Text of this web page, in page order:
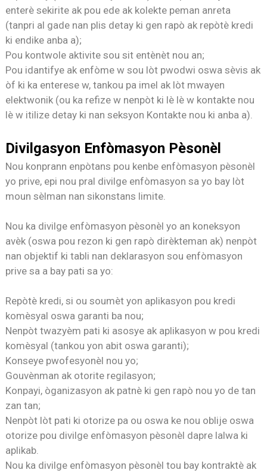
enterè sekirite ak pou ede ak kolekte peman anreta
(tanpri al gade nan plis detay ki gen rapò ak repòtè kredi
ki endike anba a);
Pou kontwole aktivite sou sit entènèt nou an;
Pou idantifye ak enfòme w sou lòt pwodwi oswa sèvis ak
òf ki ka enterese w, tankou pa imel ak lòt mwayen
elektwonik (ou ka refize w nenpòt ki lè lè w kontakte nou
lè w itilize detay ki nan seksyon Kontakte nou ki anba a).
Divilgasyon Enfòmasyon Pèsonèl
Nou konprann enpòtans pou kenbe enfòmasyon pèsonèl
yo prive, epi nou pral divilge enfòmasyon sa yo bay lòt
moun sèlman nan sikonstans limite.
Nou ka divilge enfòmasyon pèsonèl yo an koneksyon
avèk (oswa pou rezon ki gen rapò dirèkteman ak) nenpòt
nan objektif ki tabli nan deklarasyon sou enfòmasyon
prive sa a bay pati sa yo:
Repòtè kredi, si ou soumèt yon aplikasyon pou kredi
komèsyal oswa garanti ba nou;
Nenpòt twazyèm pati ki asosye ak aplikasyon w pou kredi
komèsyal (tankou yon abit oswa garanti);
Konseye pwofesyonèl nou yo;
Gouvènman ak otorite regilasyon;
Konpayi, òganizasyon ak patnè ki gen rapò nou yo de tan
zan tan;
Nenpòt lòt pati ki otorize pa ou oswa ke nou oblije oswa
otorize pou divilge enfòmasyon pèsonèl dapre lalwa ki
aplikab.
Nou ka divilge enfòmasyon pèsonèl tou bay kontraktè ak